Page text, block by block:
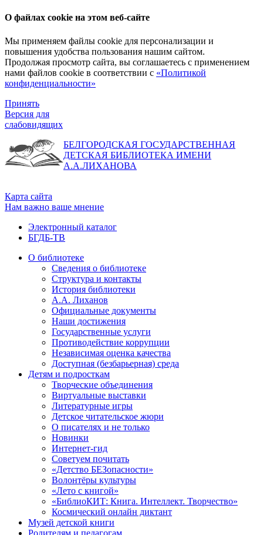
О файлах cookie на этом веб-сайте
Мы применяем файлы cookie для персонализации и
повышения удобства пользования нашим сайтом.
Продолжая просмотр сайта, вы соглашаетесь с применением
нами файлов cookie в соответствии с «Политикой
конфиденциальности»
Принять
Версия для
слабовидящих
БЕЛГОРОДСКАЯ ГОСУДАРСТВЕННАЯ
ДЕТСКАЯ БИБЛИОТЕКА ИМЕНИ
А.А.ЛИХАНОВА
Карта сайта
Нам важно ваше мнение
Электронный каталог
БГДБ-ТВ
О библиотеке
Сведения о библиотеке
Структура и контакты
История библиотеки
А.А. Лиханов
Официальные документы
Наши достижения
Государственные услуги
Противодействие коррупции
Независимая оценка качества
Доступная (безбарьерная) среда
Детям и подросткам
Творческие объединения
Виртуальные выставки
Литературные игры
Детское читательское жюри
О писателях и не только
Новинки
Интернет-гид
Советуем почитать
«Детство БЕЗопасности»
Волонтёры культуры
«Лето с книгой»
«БиблиоКИТ: Книга. Интеллект. Творчество»
Космический онлайн диктант
Музей детской книги
Родителям и педагогам